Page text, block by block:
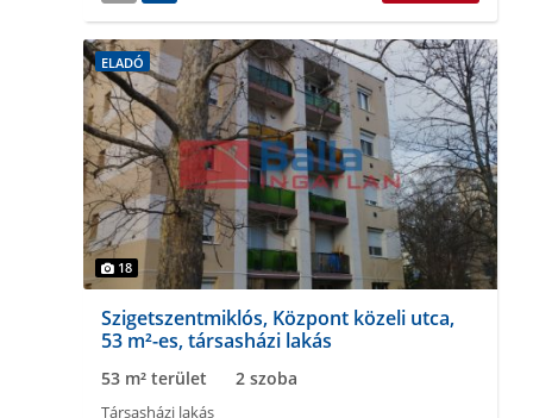
ELADÓ
18
Szigetszentmiklós, Központ közeli utca,
53 m²-es, társasházi lakás
53 m² terület 2 szoba
Társasházi lakás